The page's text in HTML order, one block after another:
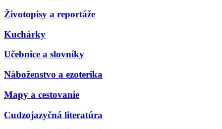
Životopisy a reportáže
Kuchárky
Učebnice a slovníky
Náboženstvo a ezoterika
Mapy a cestovanie
Cudzojazyčná literatúra